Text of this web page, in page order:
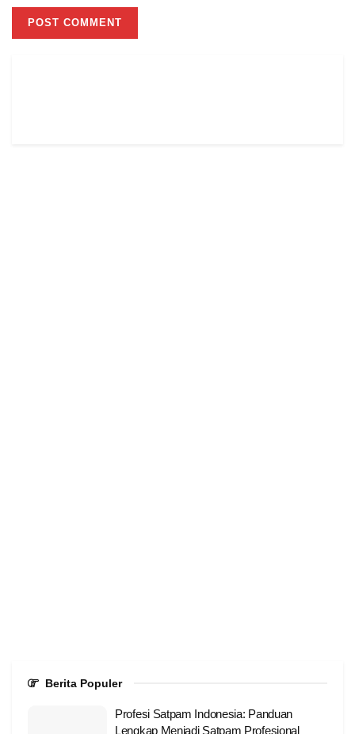
Berita Populer
Profesi Satpam Indonesia: Panduan
Lengkap Menjadi Satpam Profesional